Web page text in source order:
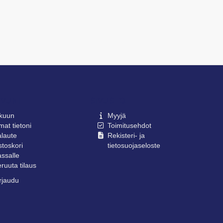
tietoni
tilaus
Myyjä
Toimitusehdot
Rekisteri- ja
tietosuojaseloste